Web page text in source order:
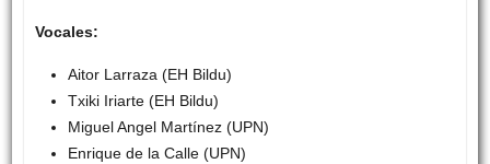
Vocales:
Aitor Larraza (EH Bildu)
Txiki Iriarte (EH Bildu)
Miguel Angel Martínez (UPN)
Enrique de la Calle (UPN)